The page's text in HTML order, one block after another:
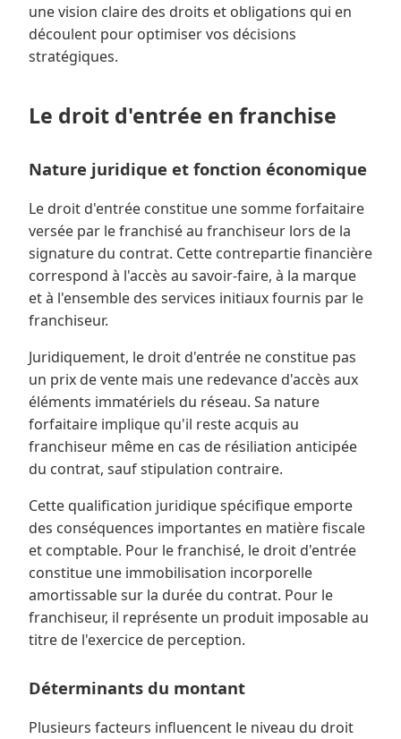
une vision claire des droits et obligations qui en
découlent pour optimiser vos décisions
stratégiques.
Le droit d'entrée en franchise
Nature juridique et fonction économique
Le droit d'entrée constitue une somme forfaitaire
versée par le franchisé au franchiseur lors de la
signature du contrat. Cette contrepartie financière
correspond à l'accès au savoir-faire, à la marque
et à l'ensemble des services initiaux fournis par le
franchiseur.
Juridiquement, le droit d'entrée ne constitue pas
un prix de vente mais une redevance d'accès aux
éléments immatériels du réseau. Sa nature
forfaitaire implique qu'il reste acquis au
franchiseur même en cas de résiliation anticipée
du contrat, sauf stipulation contraire.
Cette qualification juridique spécifique emporte
des conséquences importantes en matière fiscale
et comptable. Pour le franchisé, le droit d'entrée
constitue une immobilisation incorporelle
amortissable sur la durée du contrat. Pour le
franchiseur, il représente un produit imposable au
titre de l'exercice de perception.
Déterminants du montant
Plusieurs facteurs influencent le niveau du droit